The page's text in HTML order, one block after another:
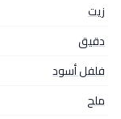
زيت
دقيق
فلفل أسود
ملح